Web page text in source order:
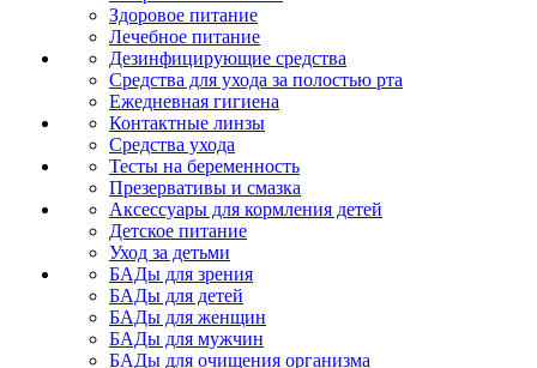
Здоровое питание
Лечебное питание
Дезинфицирующие средства
Средства для ухода за полостью рта
Ежедневная гигиена
Контактные линзы
Средства ухода
Тесты на беременность
Презервативы и смазка
Аксессуары для кормления детей
Детское питание
Уход за детьми
БАДы для зрения
БАДы для детей
БАДы для женщин
БАДы для мужчин
БАДы для очищения организма